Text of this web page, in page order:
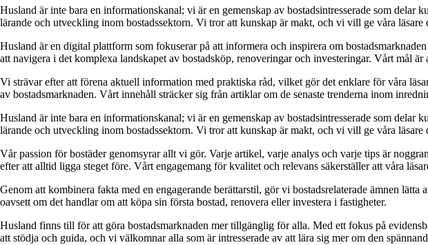
Husland är inte bara en informationskanal; vi är en gemenskap av bostadsintresserade som
lärande och utveckling inom bostadssektorn. Vi tror att kunskap är makt, och vi vill ge våra
Husland är en digital plattform som fokuserar på att informera och inspirera om
att navigera i det komplexa landskapet av bostadsköp, renoveringar och investeringar. Vårt mål
Vi strävar efter att förena aktuell information med praktiska råd, vilket gör det enklare för våra
av bostadsmarknaden. Vårt innehåll sträcker sig från artiklar om de senaste trenderna inom
Husland är inte bara en informationskanal; vi är en gemenskap av bostadsintresserade som
lärande och utveckling inom bostadssektorn. Vi tror att kunskap är makt, och vi vill ge våra
Vår passion för bostäder genomsyrar allt vi gör. Varje artikel, varje analys och varje tips är
efter att alltid ligga steget före. Vårt engagemang för kvalitet och relevans säkerställer att våra
Genom att kombinera fakta med en engagerande berättarstil, gör vi bostadsrelaterade ämnen
oavsett om det handlar om att köpa sin första bostad, renovera eller investera i fastigheter.
Husland finns till för att göra bostadsmarknaden mer tillgänglig för alla. Med ett fokus på
att stödja och guida, och vi välkomnar alla som är intresserade av att lära sig mer om den